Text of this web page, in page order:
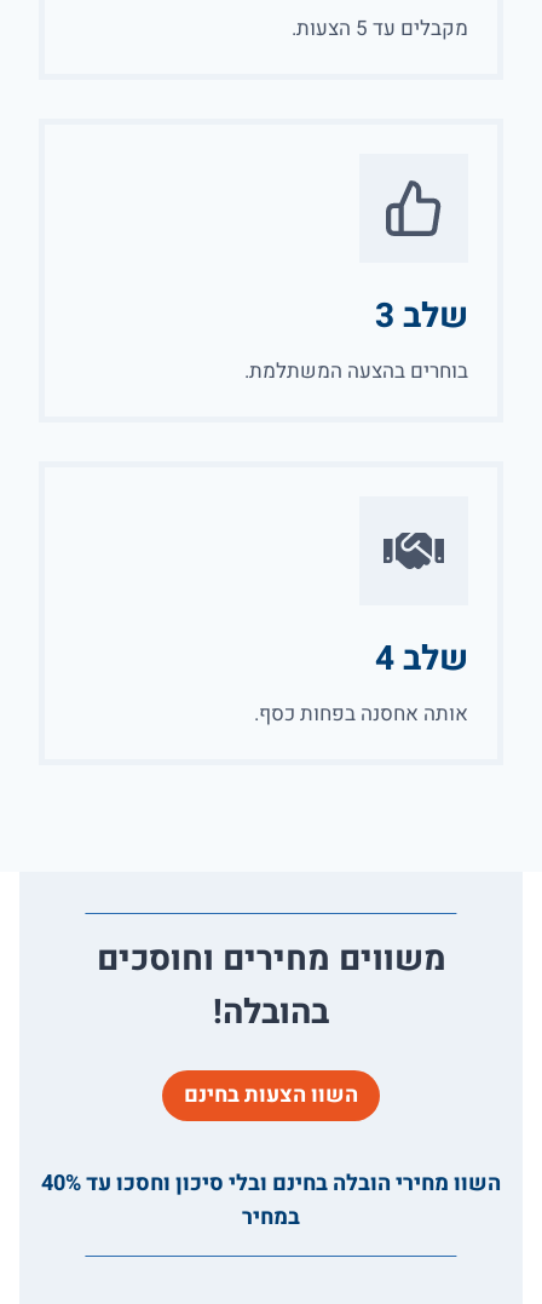
מקבלים עד 5 הצעות.
שלב 3
בוחרים בהצעה המשתלמת.
שלב 4
אותה אחסנה בפחות כסף.
משווים מחירים וחוסכים
בהובלה!
השוו הצעות בחינם
השוו מחירי הובלה בחינם ובלי סיכון וחסכו עד 40%
במחיר